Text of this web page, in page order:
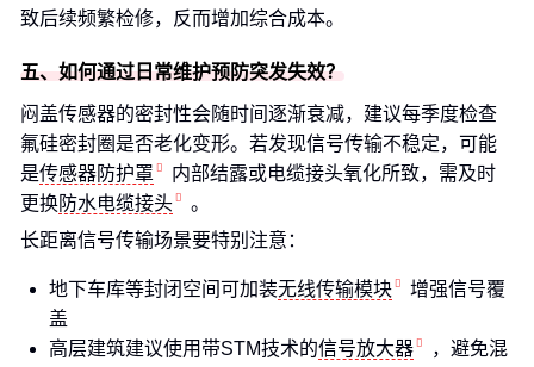
致后续频繁检修，反而增加综合成本。
五、如何通过日常维护预防突发失效？
闷盖传感器的密封性会随时间逐渐衰减，建议每季度检查
氟硅密封圈是否老化变形。若发现信号传输不稳定，可能
是传感器防护罩
内部结露或电缆接头氧化所致，需及时
更换防水电缆接头
。
长距离信号传输场景要特别注意：
地下车库等封闭空间可加装无线传输模块
增强信号覆
盖
高层建筑建议使用带STM技术的信号放大器
，避免混